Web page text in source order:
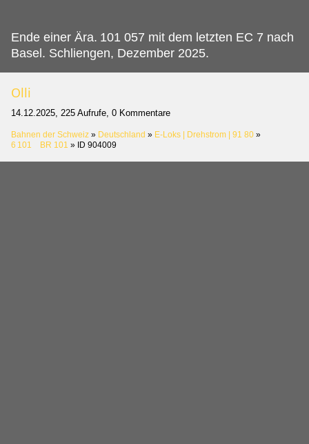
Ende einer Ära. 101 057 mit dem letzten EC 7 nach
Basel. Schliengen, Dezember 2025.
Olli
14.12.2025, 225 Aufrufe, 0 Kommentare
Bahnen der Schweiz » Deutschland » E-Loks | Drehstrom | 91 80 »
6 101 BR 101 » ID 904009